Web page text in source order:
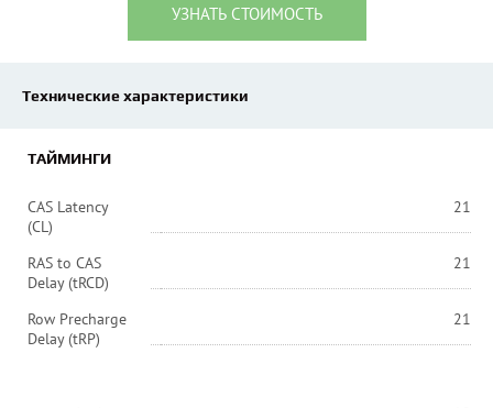
УЗНАТЬ СТОИМОСТЬ
Технические характеристики
ТАЙМИНГИ
CAS Latency
(CL)
21
RAS to CAS
Delay (tRCD)
21
Row Precharge
Delay (tRP)
21